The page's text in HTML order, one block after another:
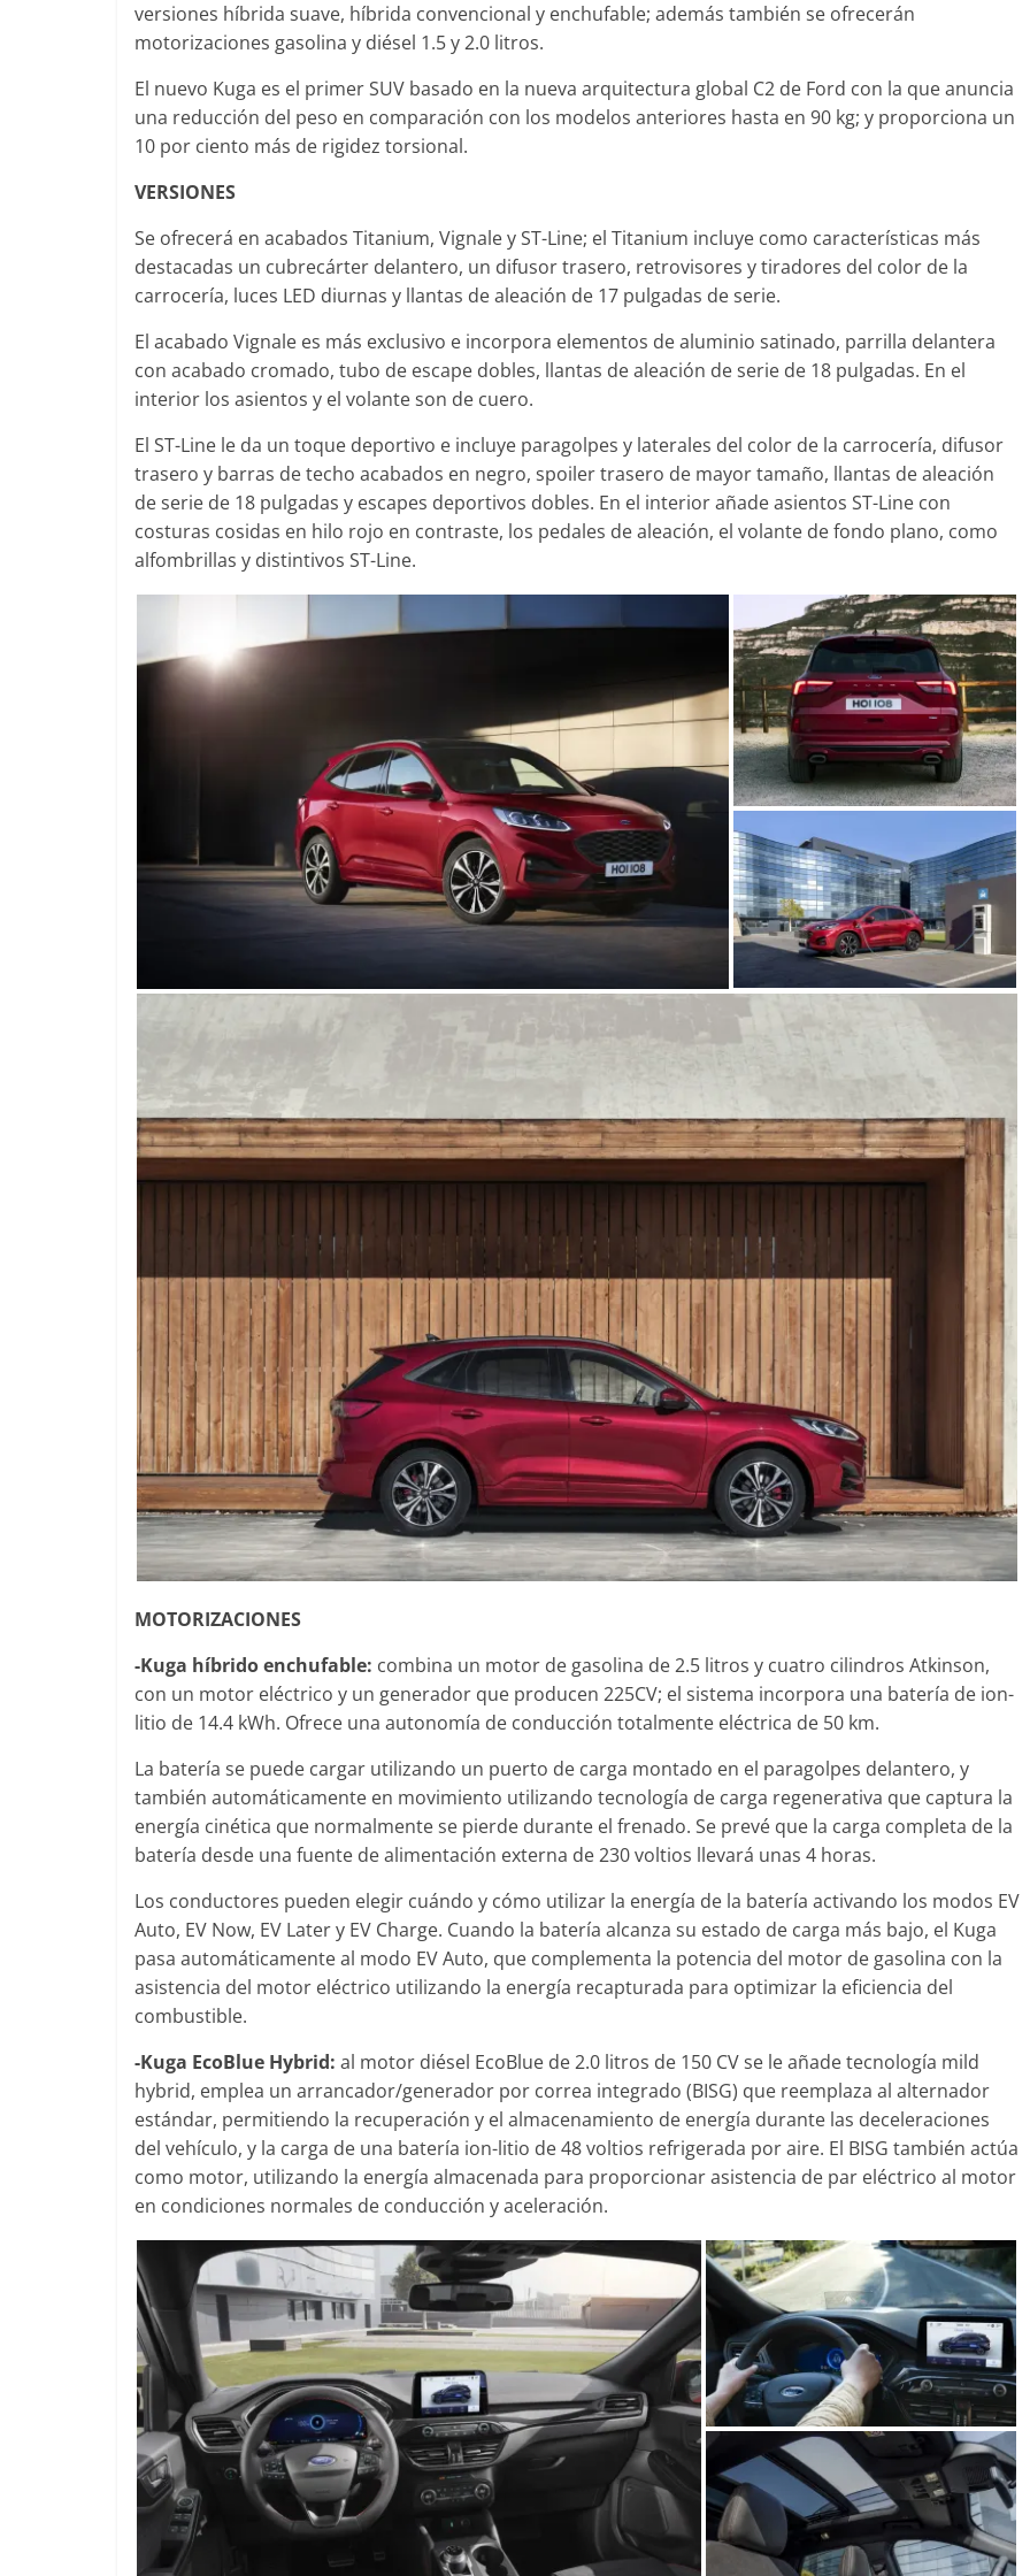
versiones híbrida suave, híbrida convencional y enchufable; además también se ofrecerán
motorizaciones gasolina y diésel 1.5 y 2.0 litros.
El nuevo Kuga es el primer SUV basado en la nueva arquitectura global C2 de Ford con la que anuncia
una reducción del peso en comparación con los modelos anteriores hasta en 90 kg; y proporciona un
10 por ciento más de rigidez torsional.
VERSIONES
Se ofrecerá en acabados Titanium, Vignale y ST-Line; el Titanium incluye como características más
destacadas un cubrecárter delantero, un difusor trasero, retrovisores y tiradores del color de la
carrocería, luces LED diurnas y llantas de aleación de 17 pulgadas de serie.
El acabado Vignale es más exclusivo e incorpora elementos de aluminio satinado, parrilla delantera
con acabado cromado, tubo de escape dobles, llantas de aleación de serie de 18 pulgadas. En el
interior los asientos y el volante son de cuero.
El ST-Line le da un toque deportivo e incluye paragolpes y laterales del color de la carrocería, difusor
trasero y barras de techo acabados en negro, spoiler trasero de mayor tamaño, llantas de aleación
de serie de 18 pulgadas y escapes deportivos dobles. En el interior añade asientos ST-Line con
costuras cosidas en hilo rojo en contraste, los pedales de aleación, el volante de fondo plano, como
alfombrillas y distintivos ST-Line.
MOTORIZACIONES
-Kuga híbrido enchufable: combina un motor de gasolina de 2.5 litros y cuatro cilindros Atkinson,
con un motor eléctrico y un generador que producen 225CV; el sistema incorpora una batería de ion-
litio de 14.4 kWh. Ofrece una autonomía de conducción totalmente eléctrica de 50 km.
La batería se puede cargar utilizando un puerto de carga montado en el paragolpes delantero, y
también automáticamente en movimiento utilizando tecnología de carga regenerativa que captura la
energía cinética que normalmente se pierde durante el frenado. Se prevé que la carga completa de la
batería desde una fuente de alimentación externa de 230 voltios llevará unas 4 horas.
Los conductores pueden elegir cuándo y cómo utilizar la energía de la batería activando los modos EV
Auto, EV Now, EV Later y EV Charge. Cuando la batería alcanza su estado de carga más bajo, el Kuga
pasa automáticamente al modo EV Auto, que complementa la potencia del motor de gasolina con la
asistencia del motor eléctrico utilizando la energía recapturada para optimizar la eficiencia del
combustible.
-Kuga EcoBlue Hybrid: al motor diésel EcoBlue de 2.0 litros de 150 CV se le añade tecnología mild
hybrid, emplea un arrancador/generador por correa integrado (BISG) que reemplaza al alternador
estándar, permitiendo la recuperación y el almacenamiento de energía durante las deceleraciones
del vehículo, y la carga de una batería ion-litio de 48 voltios refrigerada por aire. El BISG también actúa
como motor, utilizando la energía almacenada para proporcionar asistencia de par eléctrico al motor
en condiciones normales de conducción y aceleración.
Clásicos
Clase S Coupé W140: 30
31 de enero de 2022 mospotter84 0
Clásicos
Seguridad
Llamada a revisión en
Mercedes Clase A fabricados
entre 2017-2019
4 de septiembre de 2020
mospotter84
0
50 años del Mercedes-
ESF 13: un experimento
seguridad
31 de mayo de 2022